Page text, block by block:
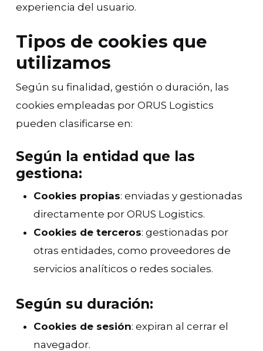
experiencia del usuario.
Tipos de cookies que
utilizamos
Según su finalidad, gestión o duración, las
cookies empleadas por ORUS Logistics
pueden clasificarse en:
Según la entidad que las
gestiona:
Cookies propias: enviadas y gestionadas
directamente por ORUS Logistics.
Cookies de terceros: gestionadas por
otras entidades, como proveedores de
servicios analíticos o redes sociales.
Según su duración:
Cookies de sesión: expiran al cerrar el
navegador.